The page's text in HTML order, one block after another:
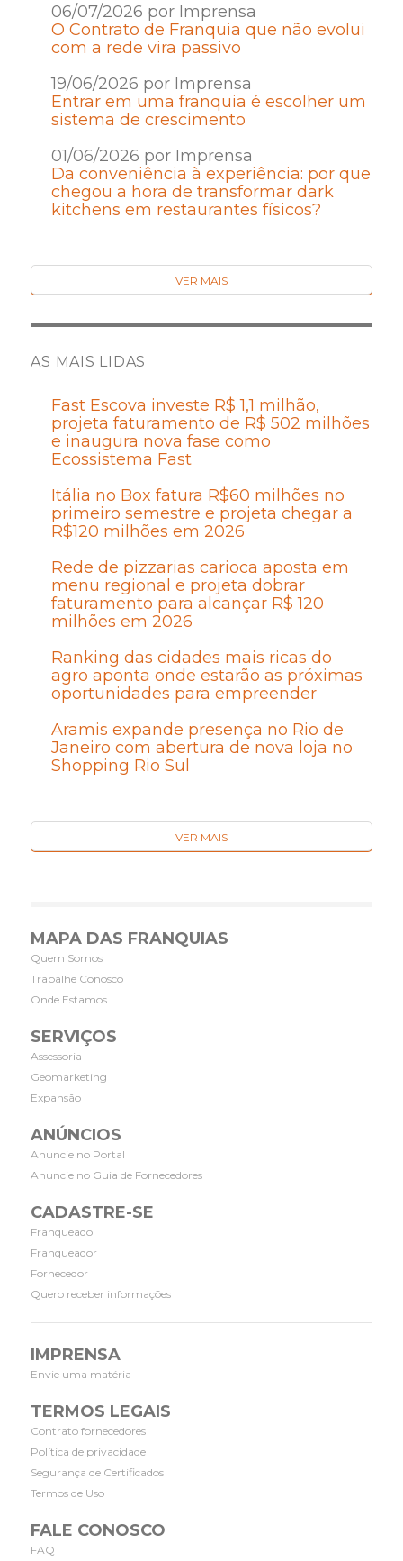
06/07/2026 por Imprensa
O Contrato de Franquia que não evolui
com a rede vira passivo
19/06/2026 por Imprensa
Entrar em uma franquia é escolher um
sistema de crescimento
01/06/2026 por Imprensa
Da conveniência à experiência: por que
chegou a hora de transformar dark
kitchens em restaurantes físicos?
VER MAIS
AS MAIS LIDAS
Fast Escova investe R$ 1,1 milhão,
projeta faturamento de R$ 502 milhões
e inaugura nova fase como
Ecossistema Fast
Itália no Box fatura R$60 milhões no
primeiro semestre e projeta chegar a
R$120 milhões em 2026
Rede de pizzarias carioca aposta em
menu regional e projeta dobrar
faturamento para alcançar R$ 120
milhões em 2026
Ranking das cidades mais ricas do
agro aponta onde estarão as próximas
oportunidades para empreender
Aramis expande presença no Rio de
Janeiro com abertura de nova loja no
Shopping Rio Sul
VER MAIS
MAPA DAS FRANQUIAS
Quem Somos
Trabalhe Conosco
Onde Estamos
SERVIÇOS
Assessoria
Geomarketing
Expansão
ANÚNCIOS
Anuncie no Portal
Anuncie no Guia de Fornecedores
CADASTRE-SE
Franqueado
Franqueador
Fornecedor
Quero receber informações
IMPRENSA
Envie uma matéria
TERMOS LEGAIS
Contrato fornecedores
Política de privacidade
Segurança de Certificados
Termos de Uso
FALE CONOSCO
FAQ